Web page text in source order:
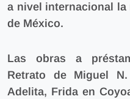
a nivel internacional
de México.
Las obras a
Retrato de Miguel
Adelita, Frida en